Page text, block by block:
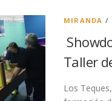
MIRANDA /
Taller
Los